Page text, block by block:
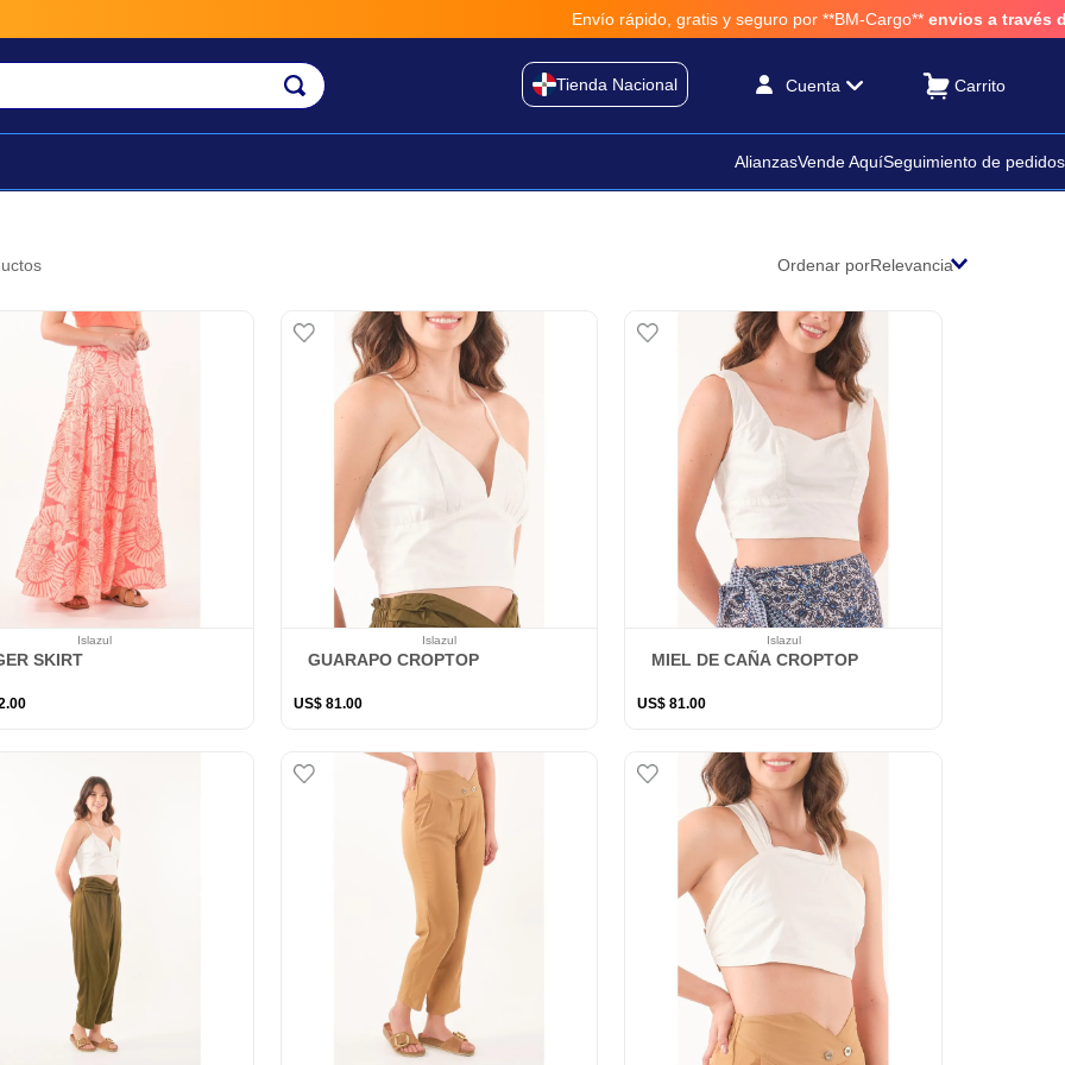
Envío rápido, gratis y seguro por **BM-Cargo** envios a través de BM-Cargo
Tienda Nacional Cuenta
AlianzasVende AquíSeguimiento de pedidos
Ordenar porRelevancia
Islazul
SKIRT
.00
Islazul
GUARAPO CROPTOP
US$ 81.00
Islazul
MIEL DE CAÑA CROPTOP
US$ 81.00